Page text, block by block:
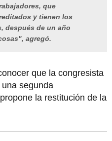
que
y tienen los
después de un año
agregó.
que la congresista
segunda
la restitución de la